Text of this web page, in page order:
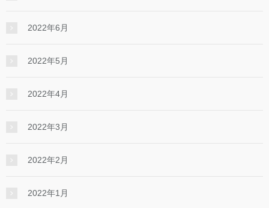
2022年6月
2022年5月
2022年4月
2022年3月
2022年2月
2022年1月